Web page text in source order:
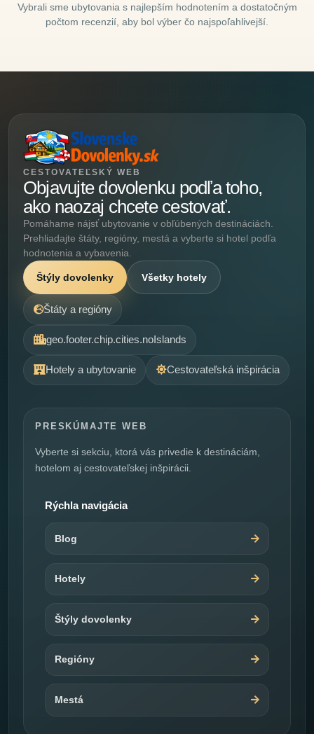
Vybrali sme ubytovania s najlepším hodnotením a dostatočným
počtom recenzií, aby bol výber čo najspoľahlivejší.
CESTOVATEĽSKÝ WEB
Objavujte dovolenku podľa toho,
ako naozaj chcete cestovať.
Pomáhame nájsť ubytovanie v obľúbených destináciách.
Prehliadajte štáty, regióny, mestá a vyberte si hotel podľa
hodnotenia a vybavenia.
Štýly dovolenky Všetky hotely
Štáty a regióny
geo.footer.chip.cities.noIslands
Hotely a ubytovanie Cestovateľská inšpirácia
PRESKÚMAJTE WEB
Vyberte si sekciu, ktorá vás privedie k destináciám,
hotelom aj cestovateľskej inšpirácii.
Rýchla navigácia
Blog
Hotely
Štýly dovolenky
Regióny
Mestá